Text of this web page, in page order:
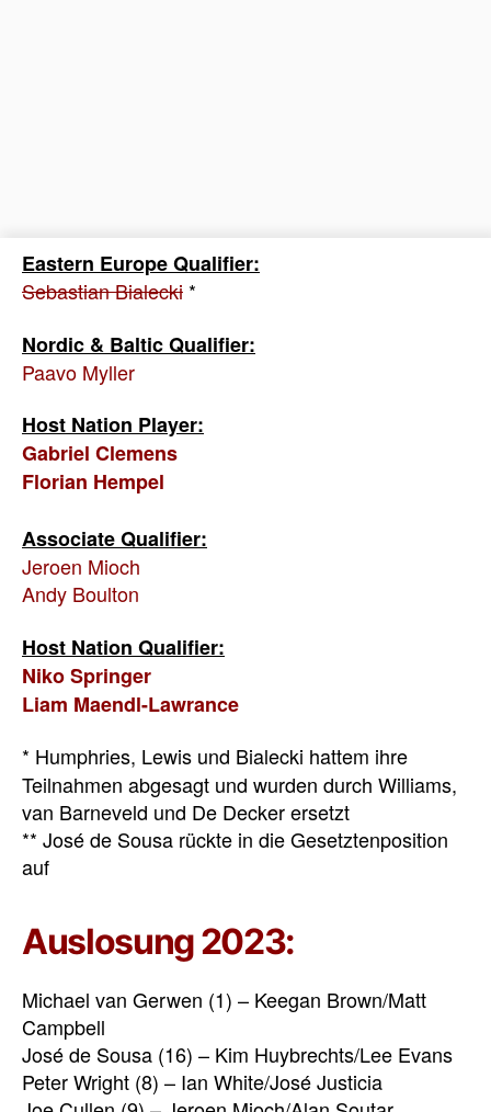
Eastern Europe Qualifier:
Sebastian Bialecki *
Nordic & Baltic Qualifier:
Paavo Myller
Host Nation Player:
Gabriel Clemens
Florian Hempel
Associate Qualifier:
Jeroen Mioch
Andy Boulton
Host Nation Qualifier:
Niko Springer
Liam Maendl-Lawrance
* Humphries, Lewis und Bialecki hattem ihre
Teilnahmen abgesagt und wurden durch Williams,
van Barneveld und De Decker ersetzt
** José de Sousa rückte in die Gesetztenposition
auf
Auslosung 2023:
Michael van Gerwen (1) – Keegan Brown/Matt
Campbell
José de Sousa (16) – Kim Huybrechts/Lee Evans
Peter Wright (8) – Ian White/José Justicia